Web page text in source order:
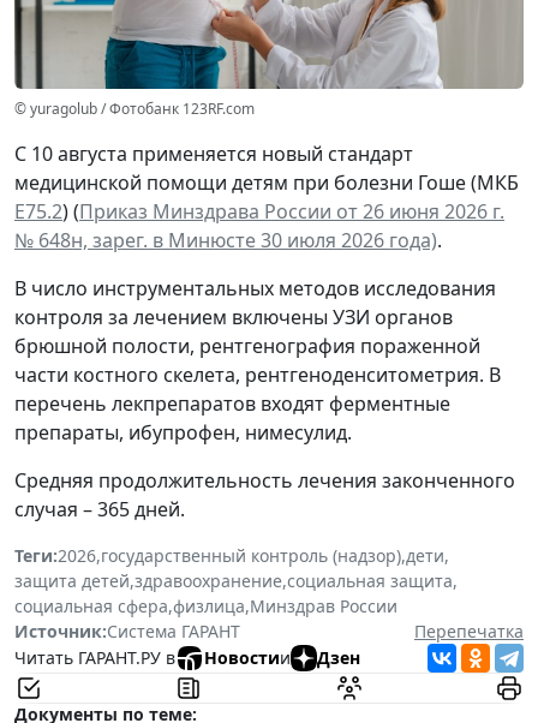
© yuragolub / Фотобанк 123RF.com
С 10 августа применяется новый стандарт
медицинской помощи детям при болезни Гоше (МКБ
Е75.2) (Приказ Минздрава России от 26 июня 2026 г.
№ 648н, зарег. в Минюсте 30 июля 2026 года).
В число инструментальных методов исследования
контроля за лечением включены УЗИ органов
брюшной полости, рентгенография пораженной
части костного скелета, рентгеноденситометрия. В
перечень лекпрепаратов входят ферментные
препараты, ибупрофен, нимесулид.
Средняя продолжительность лечения законченного
случая – 365 дней.
Теги:2026,государственный контроль (надзор),дети,
защита детей,здравоохранение,социальная защита,
социальная сфера,физлица,Минздрав России
Источник:Система ГАРАНТ
Перепечатка
Читать ГАРАНТ.РУ в
Новостии Дзен
Документы по теме: